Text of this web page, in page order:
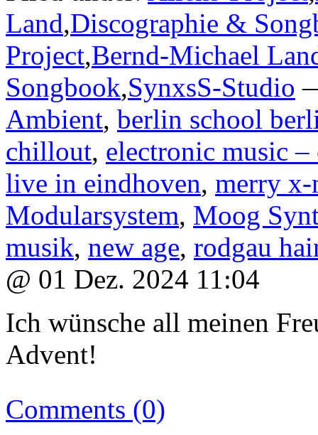
Land,Discographie &
Project,Bernd-Michael
Songbook,SynxsS-Studio
Ambient, berlin school
chillout, electronic music
live in eindhoven, merry x-
Modularsystem, Moog
musik, new age, rodgau
@ 01 Dez. 2024 11:04
Ich wünsche all meinen
Advent!
Comments (0)